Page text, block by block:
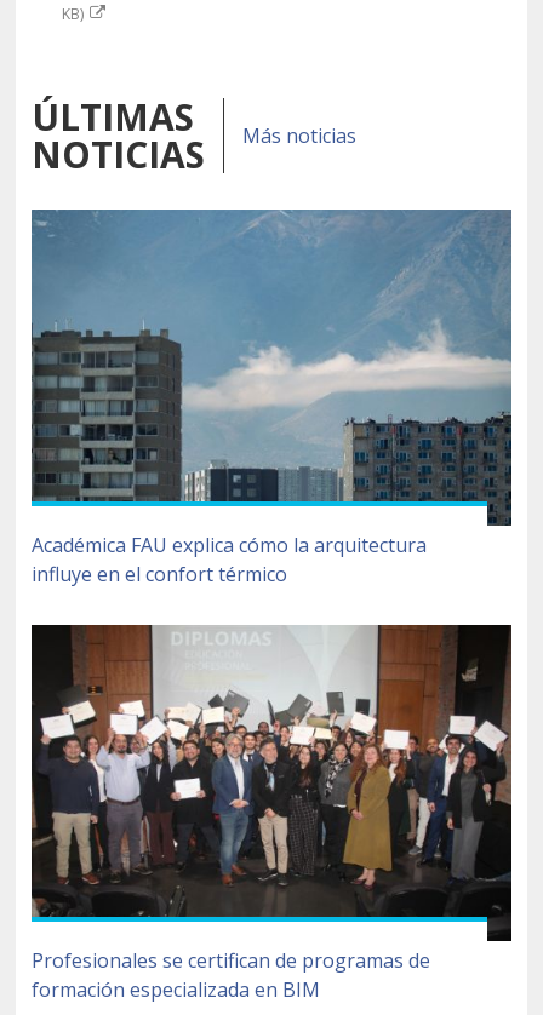
KB)
ÚLTIMAS
NOTICIAS Más noticias
Académica FAU explica cómo la arquitectura
influye en el confort térmico
Profesionales se certifican de programas de
formación especializada en BIM